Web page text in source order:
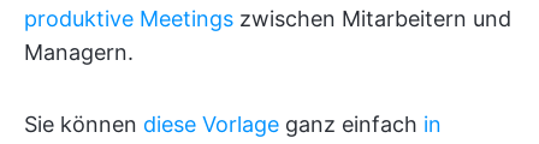
produktive Meetings zwischen Mitarbeitern und
Managern.
Sie können diese Vorlage ganz einfach in